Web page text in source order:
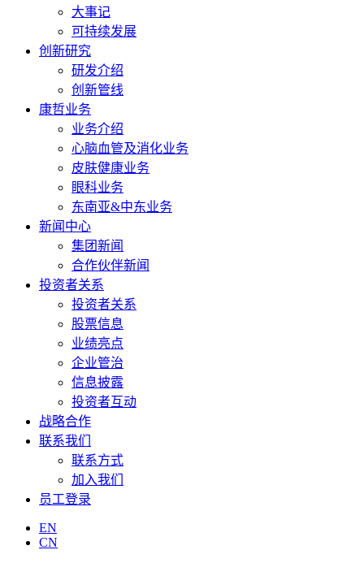
大事记
可持续发展
创新研究
研发介绍
创新管线
康哲业务
业务介绍
心脑血管及消化业务
皮肤健康业务
眼科业务
东南亚&中东业务
新闻中心
集团新闻
合作伙伴新闻
投资者关系
投资者关系
股票信息
业绩亮点
企业管治
信息披露
投资者互动
战略合作
联系我们
联系方式
加入我们
员工登录
EN
CN